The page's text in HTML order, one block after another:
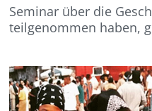
Seminar über die
teilgenommen haben,